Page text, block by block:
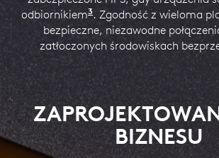
odbiornikiem3Logi Bolt USB.
. Zgodność z wieloma
bezpieczne, niezawodne
zatłoczonych środowiskach
układowego za pośrednictwem
DOWIEDZ SIĘ WIĘCEJ O
DOWIEDZ SIĘ WIĘCEJ O LOGI
stanowisk pracy
DOWIEDZ SIĘ WIĘCEJ O LOGITECH
BIZNESU